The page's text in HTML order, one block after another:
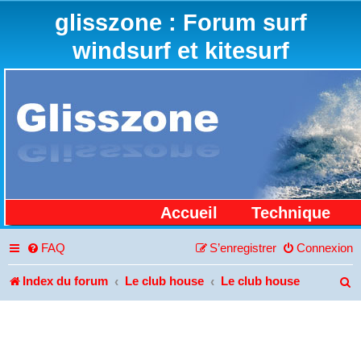
glisszone : Forum surf
windsurf et kitesurf
Accueil Technique
FAQ Connexion
S’enregistrer
Index du forum Le club house Le club house